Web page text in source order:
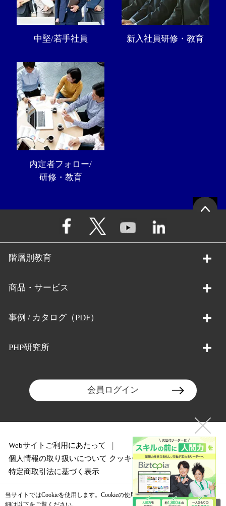
中堅/若手社員 新入社員研修・教育
内定者フォロー/
研修・教育
階層別教育
商品・サービス
事例 / カタログ（PDF）
PHP研究所
会員ログイン
Webサイトご利用にあたって
個人情報の取り扱いについて クッキーポリシー
特定商取引法に基づく表示
当サイトではCookieを使用します。Cookieの使用に関する詳
細は以下をご覧ください。